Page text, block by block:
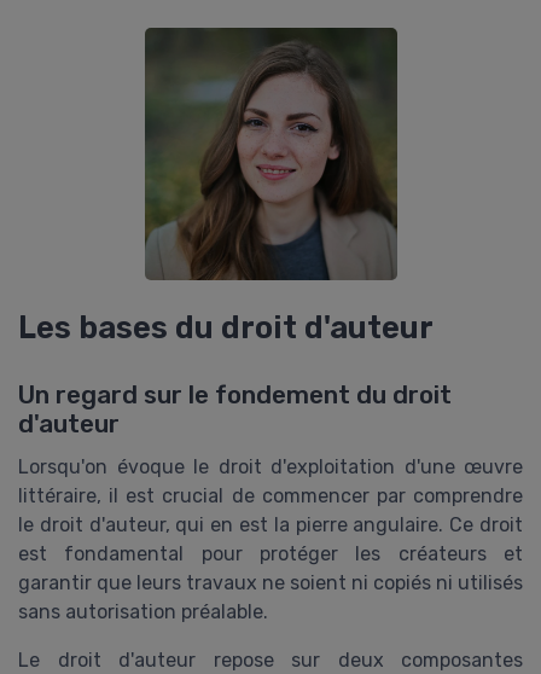
Les bases du droit d'auteur
Un regard sur le fondement du droit
d'auteur
Lorsqu'on évoque le droit d'exploitation d'une œuvre
littéraire, il est crucial de commencer par comprendre
le droit d'auteur, qui en est la pierre angulaire. Ce droit
est fondamental pour protéger les créateurs et
garantir que leurs travaux ne soient ni copiés ni utilisés
sans autorisation préalable.
Le droit d'auteur repose sur deux composantes